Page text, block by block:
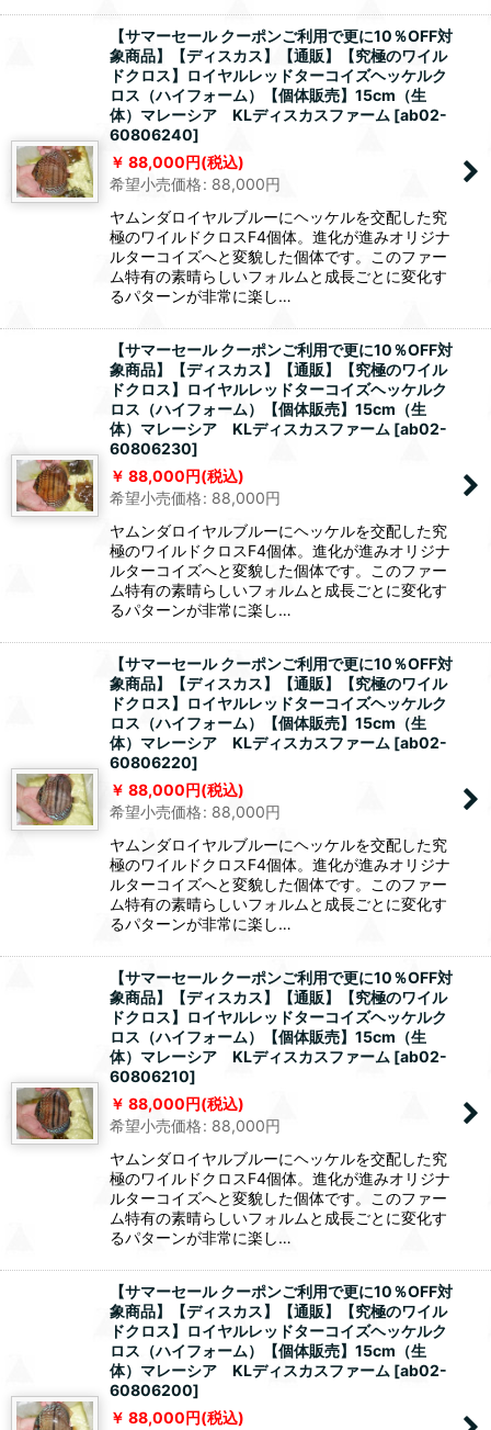
【サマーセール クーポンご利用で更に10％OFF対
象商品】【ディスカス】【通販】【究極のワイル
ドクロス】ロイヤルレッドターコイズヘッケルク
ロス（ハイフォーム）【個体販売】15cm（生
体）マレーシア KLディスカスファーム [ab02-
60806240]
88,000円(税込)
希望小売価格: 88,000円
ヤムンダロイヤルブルーにヘッケルを交配した究
極のワイルドクロスF4個体。進化が進みオリジナ
ルターコイズへと変貌した個体です。このファー
ム特有の素晴らしいフォルムと成長ごとに変化す
るパターンが非常に楽し…
【サマーセール クーポンご利用で更に10％OFF対
象商品】【ディスカス】【通販】【究極のワイル
ドクロス】ロイヤルレッドターコイズヘッケルク
ロス（ハイフォーム）【個体販売】15cm（生
体）マレーシア KLディスカスファーム [ab02-
60806230]
88,000円(税込)
希望小売価格: 88,000円
ヤムンダロイヤルブルーにヘッケルを交配した究
極のワイルドクロスF4個体。進化が進みオリジナ
ルターコイズへと変貌した個体です。このファー
ム特有の素晴らしいフォルムと成長ごとに変化す
るパターンが非常に楽し…
【サマーセール クーポンご利用で更に10％OFF対
象商品】【ディスカス】【通販】【究極のワイル
ドクロス】ロイヤルレッドターコイズヘッケルク
ロス（ハイフォーム）【個体販売】15cm（生
体）マレーシア KLディスカスファーム [ab02-
60806220]
88,000円(税込)
希望小売価格: 88,000円
ヤムンダロイヤルブルーにヘッケルを交配した究
極のワイルドクロスF4個体。進化が進みオリジナ
ルターコイズへと変貌した個体です。このファー
ム特有の素晴らしいフォルムと成長ごとに変化す
るパターンが非常に楽し…
【サマーセール クーポンご利用で更に10％OFF対
象商品】【ディスカス】【通販】【究極のワイル
ドクロス】ロイヤルレッドターコイズヘッケルク
ロス（ハイフォーム）【個体販売】15cm（生
体）マレーシア KLディスカスファーム [ab02-
60806210]
88,000円(税込)
希望小売価格: 88,000円
ヤムンダロイヤルブルーにヘッケルを交配した究
極のワイルドクロスF4個体。進化が進みオリジナ
ルターコイズへと変貌した個体です。このファー
ム特有の素晴らしいフォルムと成長ごとに変化す
るパターンが非常に楽し…
【サマーセール クーポンご利用で更に10％OFF対
象商品】【ディスカス】【通販】【究極のワイル
ドクロス】ロイヤルレッドターコイズヘッケルク
ロス（ハイフォーム）【個体販売】15cm（生
体）マレーシア KLディスカスファーム [ab02-
60806200]
88,000円(税込)